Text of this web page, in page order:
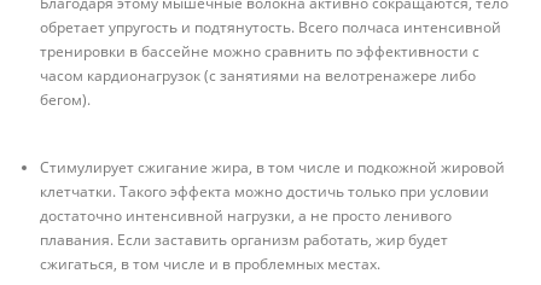
обретает упругость и подтянутость. Всего полчаса интенсивной
тренировки в бассейне можно сравнить по эффективности с
часом кардионагрузок (с занятиями на велотренажере либо
бегом).
Стимулирует сжигание жира, в том числе и подкожной жировой
клетчатки. Такого эффекта можно достичь только при условии
достаточно интенсивной нагрузки, а не просто ленивого
плавания. Если заставить организм работать, жир будет
сжигаться, в том числе и в проблемных местах.